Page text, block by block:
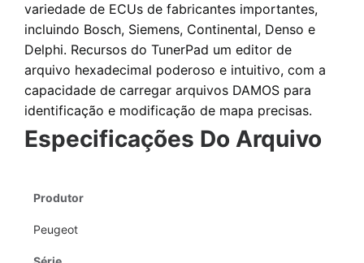
variedade de ECUs de fabricantes importantes,
incluindo Bosch, Siemens, Continental, Denso e
Delphi. Recursos do TunerPad um editor de
arquivo hexadecimal poderoso e intuitivo, com a
capacidade de carregar arquivos DAMOS para
identificação e modificação de mapa precisas.
Especificações Do Arquivo
Produtor
Peugeot